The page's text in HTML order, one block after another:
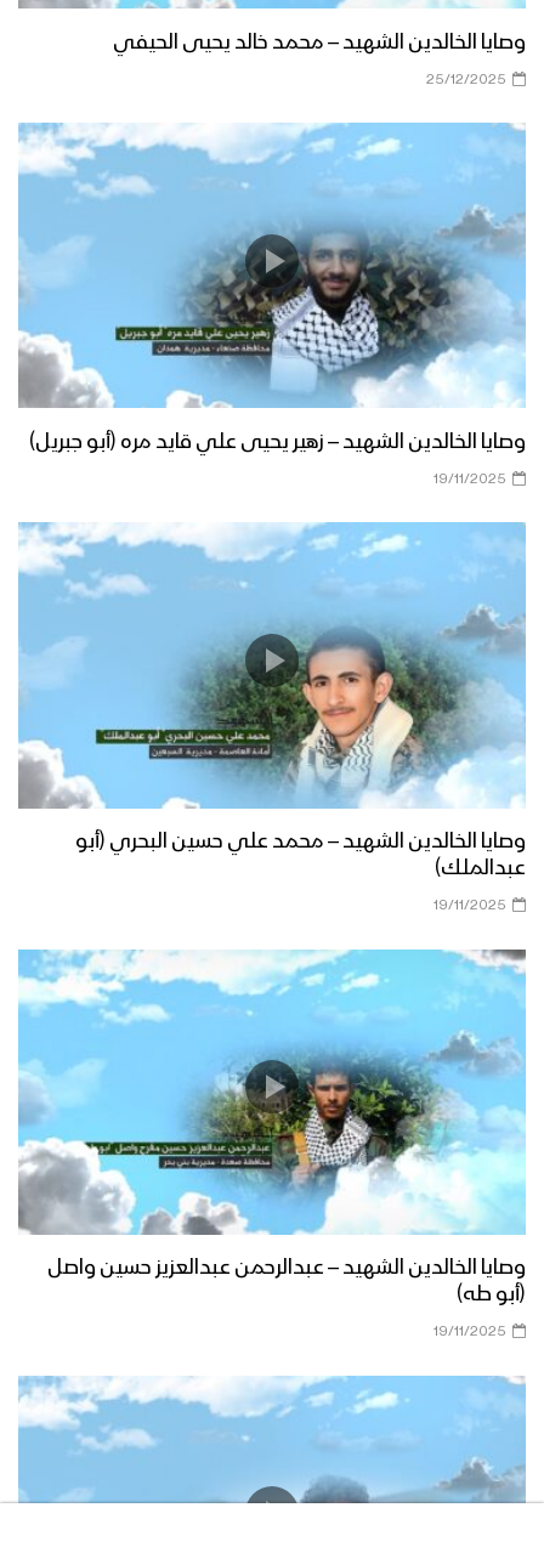
وصايا الخالدين الشهيد – محمد خالد يحيى الحيفي
25/12/2025
وصايا الخالدين الشهيد – زهير يحيى علي قايد مره (أبو جبريل)
19/11/2025
وصايا الخالدين الشهيد – محمد علي حسين البحري (أبو
عبدالملك)
19/11/2025
وصايا الخالدين الشهيد – عبدالرحمن عبدالعزيز حسين واصل
(أبو طه)
19/11/2025